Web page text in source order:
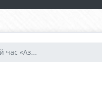
час «Аз...